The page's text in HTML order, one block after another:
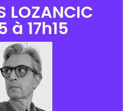
LOZANCIC
à 17h15